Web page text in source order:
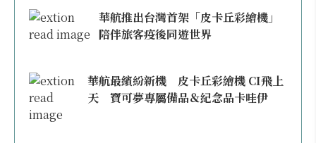
華航推出台灣首架「皮卡丘彩繪機」
陪伴旅客疫後同遊世界
華航最繽紛新機 皮卡丘彩繪機 CI飛上
天 寶可夢專屬備品＆紀念品卡哇伊